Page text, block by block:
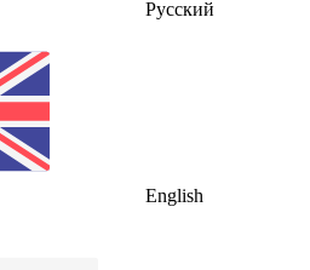
Русский
English